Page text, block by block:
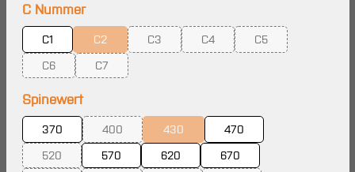
C Nummerauswählen
C1 C2
(Diese Option ist zurzeit nicht verfügbar.)
C3
(Diese Option ist zurzeit nicht verfügbar.)
C4
(Diese Option ist zurzeit nicht
C5
(Diese Option ist
C6
(Diese Option ist zurzeit nicht verfügbar.)
C7
(Diese Option ist zurzeit nicht verfügbar.)
Spinewertauswählen
370 400
(Diese Option ist zurzeit nicht verfügbar.)
430
(Diese Option ist zurzeit nicht
470
520
(Diese Option ist zurzeit nicht verfügbar.)
570 620
670